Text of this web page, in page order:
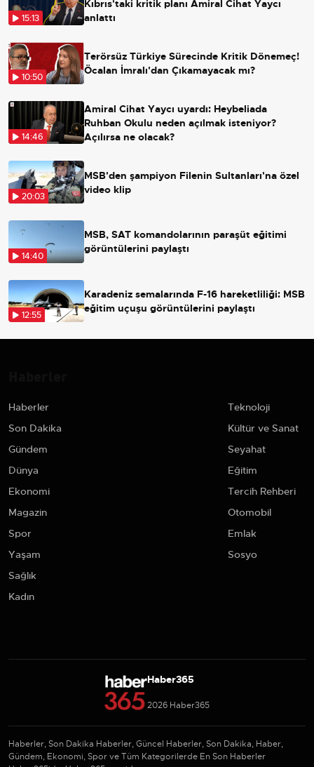
15:13
Kıbrıs'taki kritik planı Amiral Cihat Yaycı
anlattı
10:50
Terörsüz Türkiye Sürecinde Kritik Dönemeç!
Öcalan İmralı'dan Çıkamayacak mı?
14:46
Amiral Cihat Yaycı uyardı: Heybeliada
Ruhban Okulu neden açılmak isteniyor?
Açılırsa ne olacak?
20:03
MSB'den şampiyon Filenin Sultanları'na özel
video klip
14:40
MSB, SAT komandolarının paraşüt eğitimi
görüntülerini paylaştı
12:55
Karadeniz semalarında F-16 hareketliliği: MSB
eğitim uçuşu görüntülerini paylaştı
Haberler
Son Dakika
Gündem
Dünya
Ekonomi
Magazin
Spor
Yaşam
Sağlık
Kadın
Teknoloji
Kültür ve Sanat
Seyahat
Eğitim
Tercih Rehberi
Otomobil
Emlak
Sosyo
Haber365
2026 Haber365
Haberler, Son Dakika Haberler, Güncel Haberler, Son Dakika, Haber,
Gündem, Ekonomi, Spor ve Tüm Kategorilerde En Son Haberler